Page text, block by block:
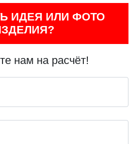
ИДЕЯ ИЛИ ФОТО
нам на расчёт!